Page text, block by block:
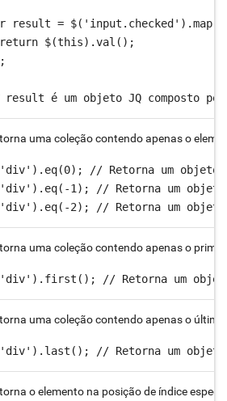
result =
$(this).val();
é um objeto JQ composto
uma coleção contendo apenas o
// Retorna um objeto
1); // Retorna um objeto
2); // Retorna um objeto
uma coleção contendo apenas o
// Retorna um objeto
uma coleção contendo apenas o
// Retorna um objeto
o elemento na posição de índice